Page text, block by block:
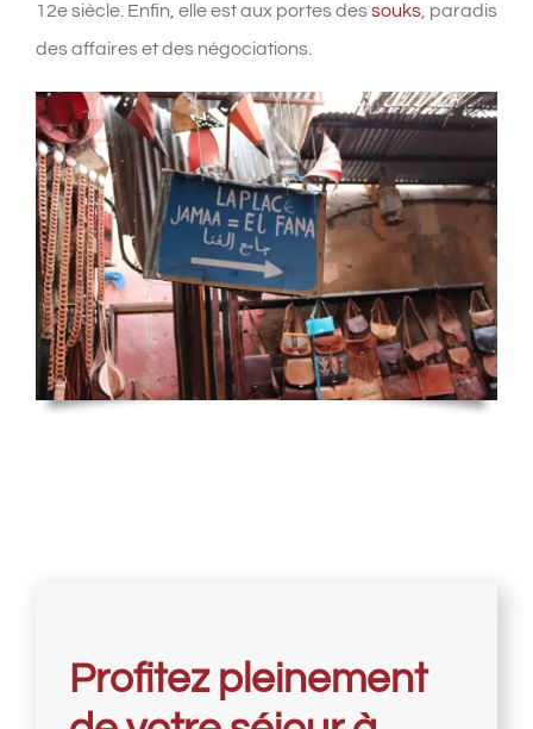
12e siècle. Enfin, elle est aux portes dessouks, paradis
des affaires et des négociations.
Profitez pleinement